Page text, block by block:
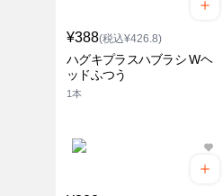
¥388(税込¥426.8)
ハグキプラスハブラシ Wヘ
ッドふつう
1本